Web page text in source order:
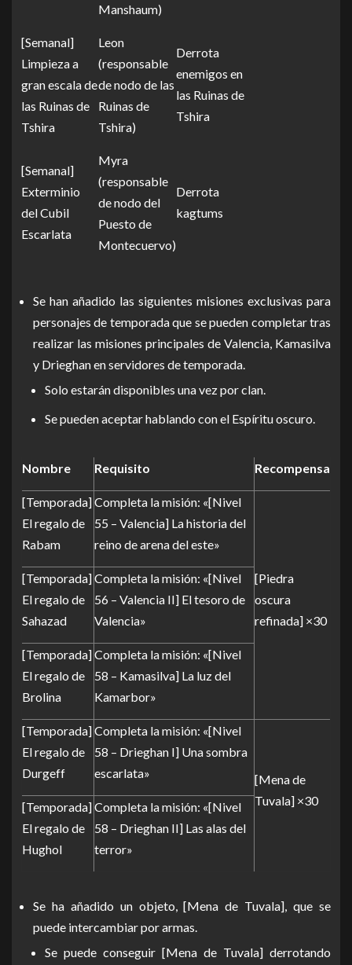
Manshaum)
[Semanal]
Limpieza a
gran escala de
las Ruinas de
Tshira
Leon
(responsable
de nodo de las
Ruinas de
Tshira)
Derrota
enemigos en
las Ruinas de
Tshira
[Semanal]
Exterminio
del Cubil
Escarlata
Myra
(responsable
de nodo del
Puesto de
Montecuervo)
Derrota
kagtums
Se han añadido las siguientes misiones exclusivas para
personajes de temporada que se pueden completar tras
realizar las misiones principales de Valencia, Kamasilva
y Drieghan en servidores de temporada.
Solo estarán disponibles una vez por clan.
Se pueden aceptar hablando con el Espíritu oscuro.
Nombre Requisito Recompensa
[Temporada]
El regalo de
Rabam
Completa la misión: «[Nivel
55 – Valencia] La historia del
reino de arena del este»
[Piedra
oscura
refinada] ×30
[Temporada]
El regalo de
Sahazad
Completa la misión: «[Nivel
56 – Valencia II] El tesoro de
Valencia»
[Temporada]
El regalo de
Brolina
Completa la misión: «[Nivel
58 – Kamasilva] La luz del
Kamarbor»
[Temporada]
El regalo de
Durgeff
Completa la misión: «[Nivel
58 – Drieghan I] Una sombra
escarlata»
[Mena de
Tuvala] ×30
[Temporada]
El regalo de
Hughol
Completa la misión: «[Nivel
58 – Drieghan II] Las alas del
terror»
Se ha añadido un objeto, [Mena de Tuvala], que se
puede intercambiar por armas.
Se puede conseguir [Mena de Tuvala] derrotando